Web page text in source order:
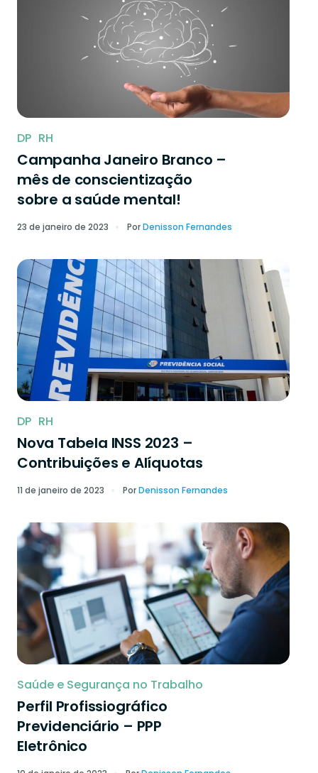
DP RH
Campanha Janeiro Branco –
mês de conscientização
sobre a saúde mental!
23 de janeiro de 2023 PorDenisson Fernandes
DP RH
Nova Tabela INSS 2023 –
Contribuições e Alíquotas
11 de janeiro de 2023 PorDenisson Fernandes
Saúde e Segurança no Trabalho
Perfil Profissiográfico
Previdenciário – PPP
Eletrônico